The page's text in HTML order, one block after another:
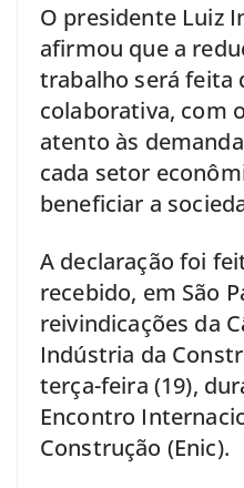
O presidente Luiz
afirmou que a
trabalho será feita
colaborativa, com
atento às
cada setor
beneficiar a
A declaração foi
recebido, em São
reivindicações da
Indústria da
terça-feira (19),
Encontro
Construção (Enic).